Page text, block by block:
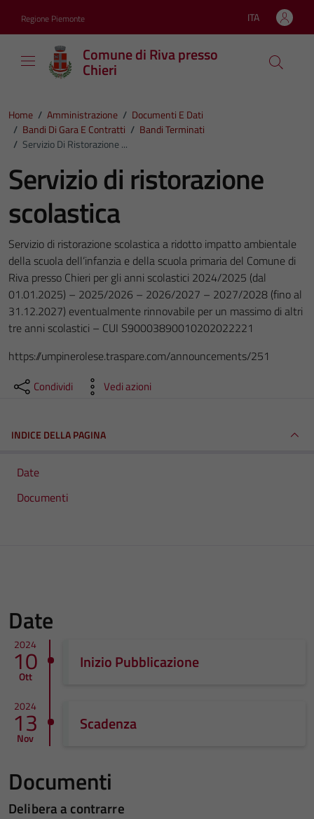
Regione Piemonte Lingua attiva:
ITA
Comune di Riva presso
Chieri
Home / Amministrazione / Documenti E Dati
/ Bandi Di Gara E Contratti / Bandi Terminati
/ Servizio Di Ristorazione ...
Servizio di ristorazione
scolastica
Servizio di ristorazione scolastica a ridotto impatto ambientale
della scuola dell’infanzia e della scuola primaria del Comune di
Riva presso Chieri per gli anni scolastici 2024/2025 (dal
01.01.2025) – 2025/2026 – 2026/2027 – 2027/2028 (fino al
31.12.2027) eventualmente rinnovabile per un massimo di altri
tre anni scolastici – CUI S90003890010202022221
https://umpinerolese.traspare.com/announcements/251
Condividi Vedi azioni
INDICE DELLA PAGINA
Date
Documenti
Date
2024
10
Ott
Inizio Pubblicazione
2024
13
Nov
Scadenza
Documenti
Delibera a contrarre